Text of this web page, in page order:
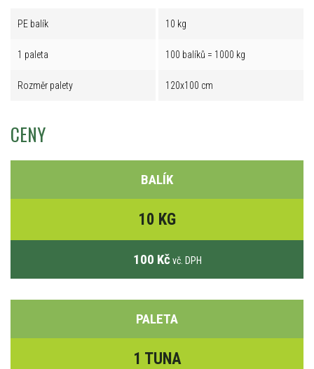
PE balík 10 kg
1 paleta 100 balíků = 1000 kg
Rozměr palety 120x100 cm
CENY
BALÍK
10 KG
100 Kč vč. DPH
PALETA
1 TUNA